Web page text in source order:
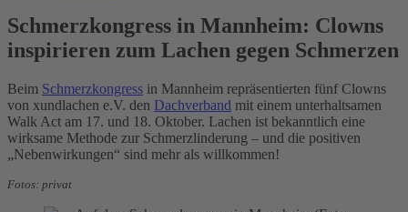
Schmerzkongress in Mannheim: Clowns
inspirieren zum Lachen gegen Schmerzen
Beim Schmerzkongress in Mannheim repräsentierten fünf Clowns
von xundlachen e.V. den Dachverband mit einem unterhaltsamen
Walk Act am 17. und 18. Oktober. Lachen ist bekanntlich eine
wirksame Methode zur Schmerzlinderung – und die positiven
„Nebenwirkungen“ sind mehr als willkommen!
Fotos: privat